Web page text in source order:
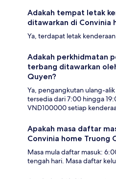
Adakah tempat letak
ditawarkan di Convinia
Ya, terdapat letak
Adakah perkhidmatan
terbang ditawarkan
Quyen?
Ya, pengangkutan ulang-
tersedia dari 7:00 hingga
VND100000 setiap
Apakah masa daftar
Convinia home Truong
Masa mula daftar masuk:
tengah hari. Masa daftar